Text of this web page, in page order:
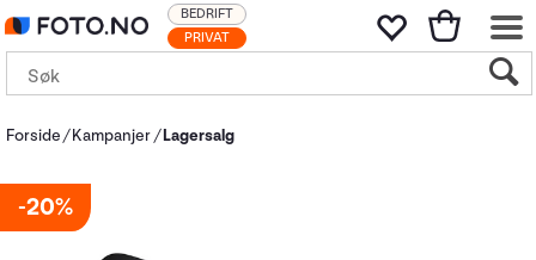
PRIVAT
BEDRIFT
Forside Kampanjer Lagersalg
20%